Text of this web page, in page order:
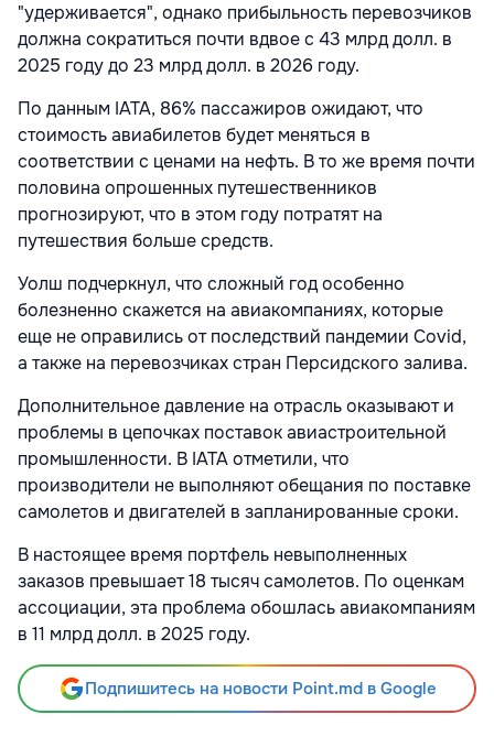
"удерживается", однако прибыльность перевозчиков
должна сократиться почти вдвое с 43 млрд долл. в
2025 году до 23 млрд долл. в 2026 году.
По данным IATA, 86% пассажиров ожидают, что
стоимость авиабилетов будет меняться в
соответствии с ценами на нефть. В то же время почти
половина опрошенных путешественников
прогнозируют, что в этом году потратят на
путешествия больше средств.
Уолш подчеркнул, что сложный год особенно
болезненно скажется на авиакомпаниях, которые
еще не оправились от последствий пандемии Covid,
а также на перевозчиках стран Персидского залива.
Дополнительное давление на отрасль оказывают и
проблемы в цепочках поставок авиастроительной
промышленности. В IATA отметили, что
производители не выполняют обещания по поставке
самолетов и двигателей в запланированные сроки.
В настоящее время портфель невыполненных
заказов превышает 18 тысяч самолетов. По оценкам
ассоциации, эта проблема обошлась авиакомпаниям
в 11 млрд долл. в 2025 году.
Подпишитесь на новости Point.md в Google